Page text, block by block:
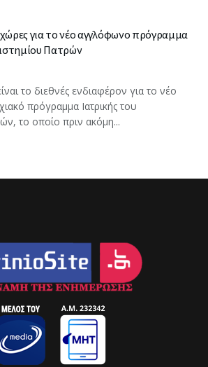
για το νέο αγγλόφωνο πρόγραμμα
Πατρών
το διεθνές ενδιαφέρον για το νέο
πρόγραμμα Ιατρικής του
το οποίο πριν ακόμη...